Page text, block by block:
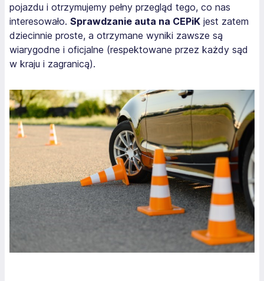
pojazdu i otrzymujemy pełny przegląd tego, co nas
interesowało. Sprawdzanie auta na CEPiK jest zatem
dziecinnie proste, a otrzymane wyniki zawsze są
wiarygodne i oficjalne (respektowane przez każdy sąd
w kraju i zagranicą).